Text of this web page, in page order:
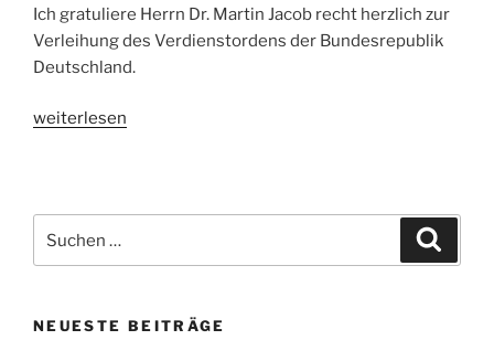
Ich gratuliere Herrn Dr. Martin Jacob recht herzlich zur
Verleihung des Verdienstordens der Bundesrepublik
Deutschland.
„Verdienstorden
einen
Dohnaer
weiterlesen
nach:
NEUESTE BEITRÄGE